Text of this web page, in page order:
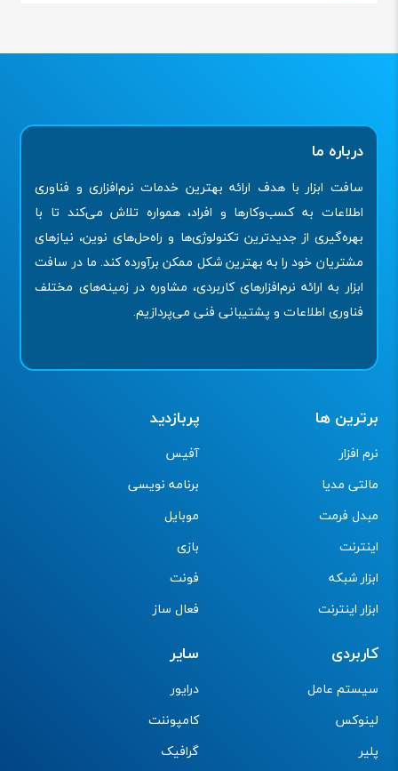
درباره ما
سافت ابزار با هدف ارائه بهترین خدمات نرم‌افزاری و فناوری
اطلاعات به کسب‌وکارها و افراد، همواره تلاش می‌کند تا با
بهره‌گیری از جدیدترین تکنولوژی‌ها و راه‌حل‌های نوین، نیازهای
مشتریان خود را به بهترین شکل ممکن برآورده کند. ما در سافت
ابزار به ارائه نرم‌افزارهای کاربردی، مشاوره در زمینه‌های مختلف
فناوری اطلاعات و پشتیبانی فنی می‌پردازیم.
برترین ها
نرم افزار
مالتی مدیا
مبدل فرمت
اینترنت
ابزار شبکه
ابزار اینترنت
پربازدید
آفیس
برنامه نویسی
موبایل
بازی
فونت
فعال ساز
کاربردی
سیستم عامل
لینوکس
پلیر
سایر
درایور
کامپوننت
گرافیک